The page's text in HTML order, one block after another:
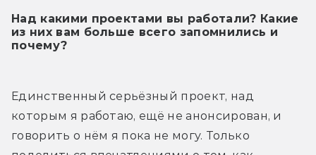
Над какими проектами вы работали? Какие
из них вам больше всего запомнились и
почему?
Единственный серьёзный проект, над
которым я работаю, ещё не анонсирован, и
говорить о нём я пока не могу. Только